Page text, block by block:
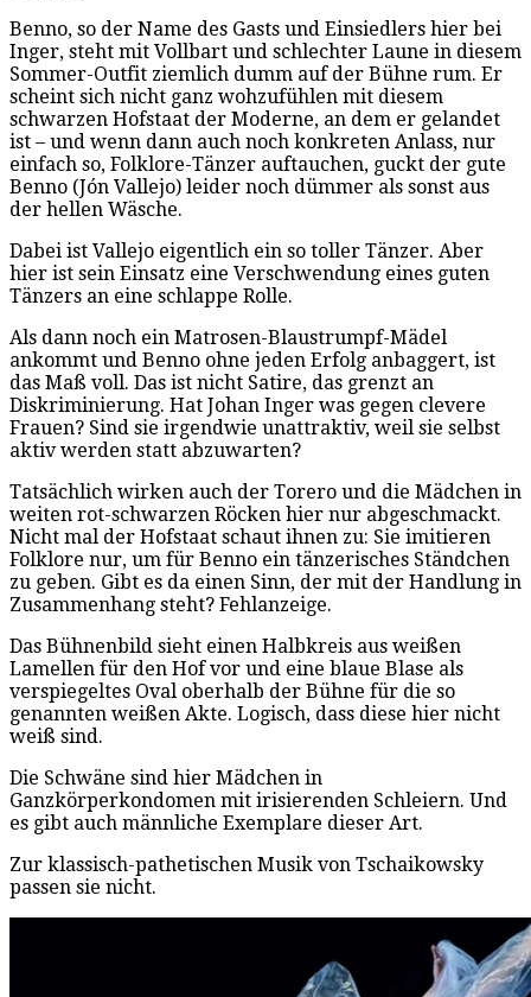
Benno, so der Name des Gasts und Einsiedlers hier bei
Inger, steht mit Vollbart und schlechter Laune in diesem
Sommer-Outfit ziemlich dumm auf der Bühne rum. Er
scheint sich nicht ganz wohzufühlen mit diesem
schwarzen Hofstaat der Moderne, an dem er gelandet
ist – und wenn dann auch noch konkreten Anlass, nur
einfach so, Folklore-Tänzer auftauchen, guckt der gute
Benno (Jón Vallejo) leider noch dümmer als sonst aus
der hellen Wäsche.
Dabei ist Vallejo eigentlich ein so toller Tänzer. Aber
hier ist sein Einsatz eine Verschwendung eines guten
Tänzers an eine schlappe Rolle.
Als dann noch ein Matrosen-Blaustrumpf-Mädel
ankommt und Benno ohne jeden Erfolg anbaggert, ist
das Maß voll. Das ist nicht Satire, das grenzt an
Diskriminierung. Hat Johan Inger was gegen clevere
Frauen? Sind sie irgendwie unattraktiv, weil sie selbst
aktiv werden statt abzuwarten?
Tatsächlich wirken auch der Torero und die Mädchen in
weiten rot-schwarzen Röcken hier nur abgeschmackt.
Nicht mal der Hofstaat schaut ihnen zu: Sie imitieren
Folklore nur, um für Benno ein tänzerisches Ständchen
zu geben. Gibt es da einen Sinn, der mit der Handlung in
Zusammenhang steht? Fehlanzeige.
Das Bühnenbild sieht einen Halbkreis aus weißen
Lamellen für den Hof vor und eine blaue Blase als
verspiegeltes Oval oberhalb der Bühne für die so
genannten weißen Akte. Logisch, dass diese hier nicht
weiß sind.
Die Schwäne sind hier Mädchen in
Ganzkörperkondomen mit irisierenden Schleiern. Und
es gibt auch männliche Exemplare dieser Art.
Zur klassisch-pathetischen Musik von Tschaikowsky
passen sie nicht.